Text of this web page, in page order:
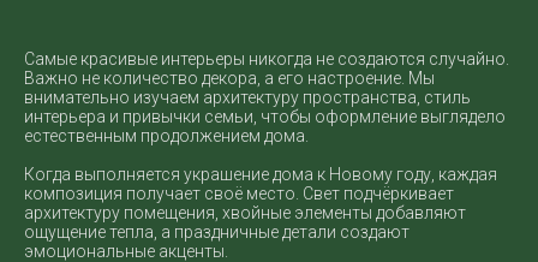
Самые красивые интерьеры никогда не создаются случайно.
Важно не количество декора, а его настроение. Мы
внимательно изучаем архитектуру пространства, стиль
интерьера и привычки семьи, чтобы оформление выглядело
естественным продолжением дома.
Когда выполняется украшение дома к Новому году, каждая
композиция получает своё место. Свет подчёркивает
архитектуру помещения, хвойные элементы добавляют
ощущение тепла, а праздничные детали создают
эмоциональные акценты.